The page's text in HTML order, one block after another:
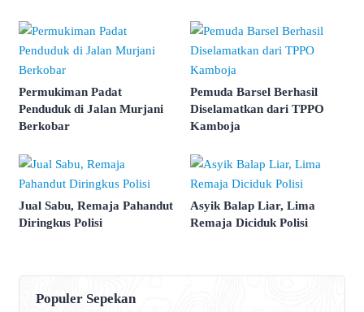
Permukiman Padat
Penduduk di Jalan Murjani
Berkobar
Pemuda Barsel Berhasil
Diselamatkan dari TPPO
Kamboja
Jual Sabu, Remaja Pahandut
Diringkus Polisi
Asyik Balap Liar, Lima
Remaja Diciduk Polisi
Populer Sepekan